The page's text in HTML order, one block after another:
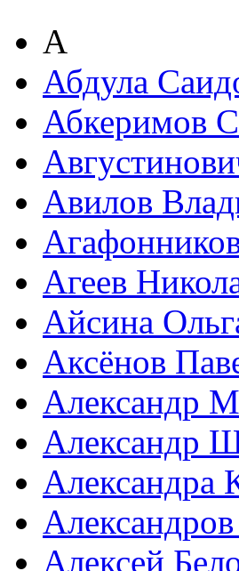
А
Абдула
Абкеримов
Авилов
Агеев
Айсина
Аксёнов
Александр
Александр
Александра
Алексей